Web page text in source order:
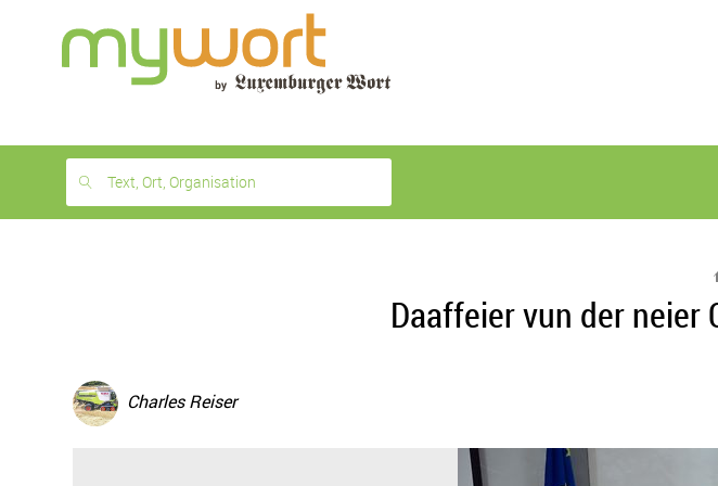
month
free
Text, Ort, Organisation
Daaffeier vun der neier
Charles Reiser